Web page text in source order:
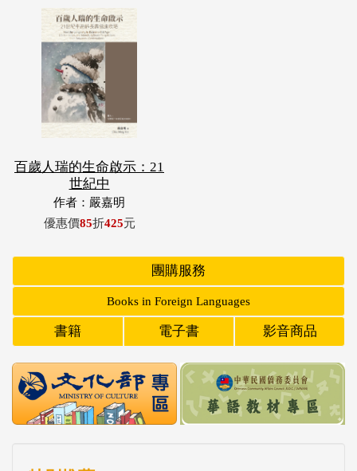
百歲人瑞的生命啟示：21
世紀中
作者：嚴嘉明
優惠價85折425元
團購服務
Books in Foreign Languages
書籍 電子書 影音商品